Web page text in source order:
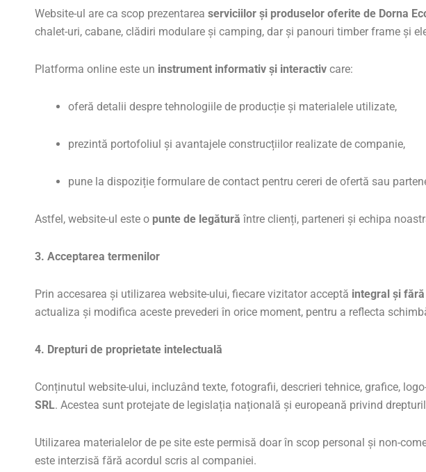
Website-ul are ca scop prezentarea serviciilor și produselor oferite de Dorna
chalet-uri, cabane, clădiri modulare și camping, dar și panouri timber frame și
Platforma online este un instrument informativ și interactiv care:
oferă detalii despre tehnologiile de producție și materialele utilizate,
prezintă portofoliul și avantajele construcțiilor realizate de companie,
pune la dispoziție formulare de contact pentru cereri de ofertă sau
Astfel, website-ul este o punte de legătură între clienți, parteneri și echipa
3. Acceptarea termenilor
Prin accesarea și utilizarea website-ului, fiecare vizitator acceptă integral și
actualiza și modifica aceste prevederi în orice moment, pentru a reflecta
4. Drepturi de proprietate intelectuală
Conținutul website-ului, incluzând texte, fotografii, descrieri tehnice, grafice,
SRL. Acestea sunt protejate de legislația națională și europeană privind
Utilizarea materialelor de pe site este permisă doar în scop personal și non-
este interzisă fără acordul scris al companiei.